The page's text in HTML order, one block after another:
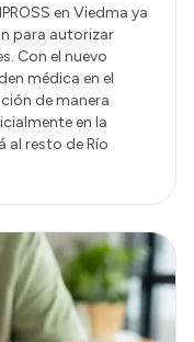
en Viedma ya
para autorizar
Con el nuevo
médica en el
de manera
en la
al resto de Río